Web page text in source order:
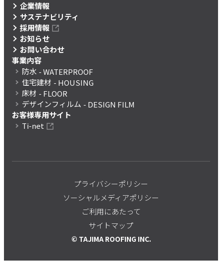
企業情報
サステナビリティ
採用情報
お知らせ
お問い合わせ
事業内容
防水 - WATERPROOF
住宅建材 - HOUSING
床材 - FLOOR
デザインフィルム - DESIGN FILM
お客様専用サイト
Ti-net
プライバシーポリシー
ソーシャルメディアポリシー
ご利用にあたって
サイトマップ
© TAJIMA ROOFING INC.